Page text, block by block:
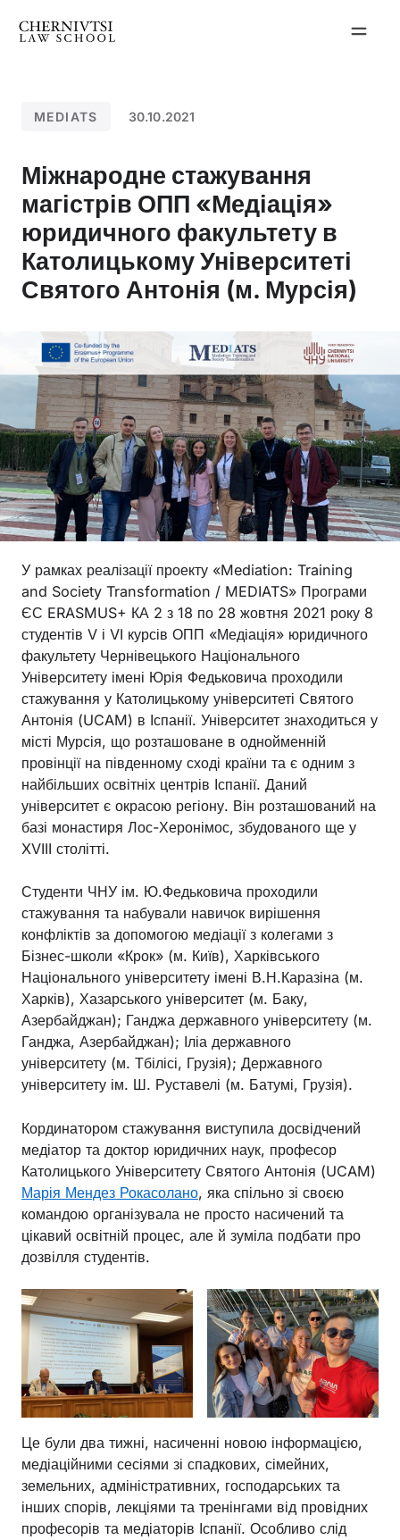
MEDIATS 30.10.2021
Міжнародне стажування
магістрів ОПП «Медіація»
юридичного факультету в
Католицькому Університеті
Святого Антонія (м. Мурсія)
У рамках реалізації проекту «Mediation: Training
and Society Transformation / MEDIATS» Програми
ЄС ERASMUS+ КА 2 з 18 по 28 жовтня 2021 року 8
студентів V і VI курсів ОПП «Медіація» юридичного
факультету Чернівецького Національного
Університету імені Юрія Федьковича проходили
стажування у Католицькому університеті Святого
Антонія (UCAM) в Іспанії. Університет знаходиться у
місті Мурсія, що розташоване в однойменній
провінції на південному сході країни та є одним з
найбільших освітніх центрів Іспанії. Даний
університет є окрасою регіону. Він розташований на
базі монастиря Лос-Херонімос, збудованого ще у
XVIII столітті.
Студенти ЧНУ ім. Ю.Федьковича проходили
стажування та набували навичок вирішення
конфліктів за допомогою медіації з колегами з
Бізнес-школи «Крок» (м. Київ), Харківського
Національного університету імені В.Н.Каразіна (м.
Харків), Хазарського університет (м. Баку,
Азербайджан); Ганджа державного університету (м.
Ганджа, Азербайджан); Іліа державного
університету (м. Тбілісі, Грузія); Державного
університету ім. Ш. Руставелі (м. Батумі, Грузія).
Кординатором стажування виступила досвідчений
медіатор та доктор юридичних наук, професор
Католицького Університету Святого Антонія (UCAM)
Марія Мендез Рокасолано, яка спільно зі своєю
командою організувала не просто насичений та
цікавий освітній процес, але й зуміла подбати про
дозвілля студентів.
Це були два тижні, насиченні новою інформацією,
медіаційними сесіями зі спадкових, сімейних,
земельних, адміністративних, господарських та
інших спорів, лекціями та тренінгами від провідних
професорів та медіаторів Іспанії. Особливо слід